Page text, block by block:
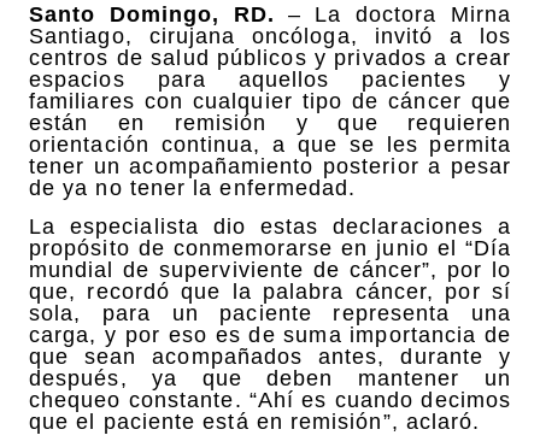
Santo Domingo, RD. – La doctora Mirna
Santiago, cirujana oncóloga, invitó a los
centros de salud públicos y privados a crear
espacios para aquellos pacientes y
familiares con cualquier tipo de cáncer que
están en remisión y que requieren
orientación continua, a que se les permita
tener un acompañamiento posterior a pesar
de ya no tener la enfermedad.
La especialista dio estas declaraciones a
propósito de conmemorarse en junio el “Día
mundial de superviviente de cáncer”, por lo
que, recordó que la palabra cáncer, por sí
sola, para un paciente representa una
carga, y por eso es de suma importancia de
que sean acompañados antes, durante y
después, ya que deben mantener un
chequeo constante. “Ahí es cuando decimos
que el paciente está en remisión”, aclaró.